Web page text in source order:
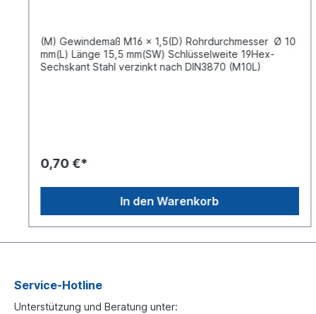
(M) Gewindemaß M16 x 1,5(D) Rohrdurchmesser Ø 10
mm(L) Länge 15,5 mm(SW) Schlüsselweite 19Hex-
Sechskant Stahl verzinkt nach DIN3870 (M10L)
0,70 €*
In den Warenkorb
Service-Hotline
Unterstützung und Beratung unter: